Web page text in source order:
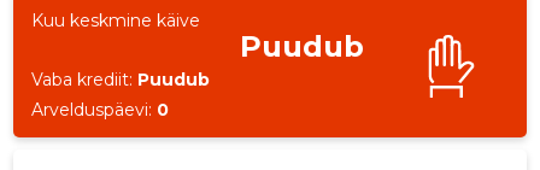
Kuu keskmine käive
Puudub
Vaba krediit: Puudub
Arvelduspäevi: 0